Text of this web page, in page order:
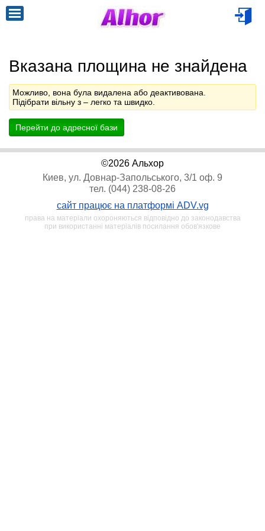
Вказана площина не знайдена
Можливо, вона була видалена або деактивована.
Підібрати вільну з – легко та швидко.
Перейти до адресної бази
©2026 Альхор
Киев, ул. Довнар-Запольського, 3/1 оф. 9
тел. (044) 238-08-26
сайт працює на платформі ADV.vg
права на матеріали охороняються відповідно до законодавства
при використанні матеріалів посилання обов'язкове